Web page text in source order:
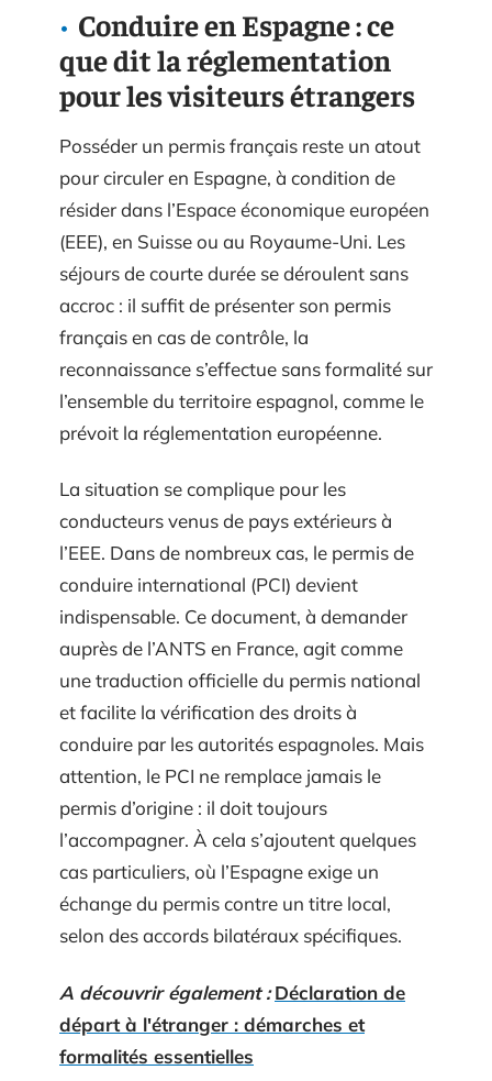
Conduire en Espagne : ce
que dit la réglementation
pour les visiteurs étrangers
Posséder un permis français reste un atout
pour circuler en Espagne, à condition de
résider dans l’Espace économique européen
(EEE), en Suisse ou au Royaume-Uni. Les
séjours de courte durée se déroulent sans
accroc : il suffit de présenter son permis
français en cas de contrôle, la
reconnaissance s’effectue sans formalité sur
l’ensemble du territoire espagnol, comme le
prévoit la réglementation européenne.
La situation se complique pour les
conducteurs venus de pays extérieurs à
l’EEE. Dans de nombreux cas, le permis de
conduire international (PCI) devient
indispensable. Ce document, à demander
auprès de l’ANTS en France, agit comme
une traduction officielle du permis national
et facilite la vérification des droits à
conduire par les autorités espagnoles. Mais
attention, le PCI ne remplace jamais le
permis d’origine : il doit toujours
l’accompagner. À cela s’ajoutent quelques
cas particuliers, où l’Espagne exige un
échange du permis contre un titre local,
selon des accords bilatéraux spécifiques.
A découvrir également : Déclaration de
départ à l'étranger : démarches et
formalités essentielles